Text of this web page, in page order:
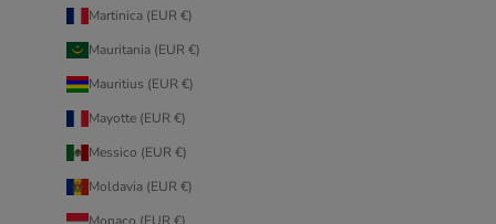
Martinica (EUR €)
Mauritania (EUR €)
Mauritius (EUR €)
Mayotte (EUR €)
Messico (EUR €)
Moldavia (EUR €)
Monaco (EUR €)